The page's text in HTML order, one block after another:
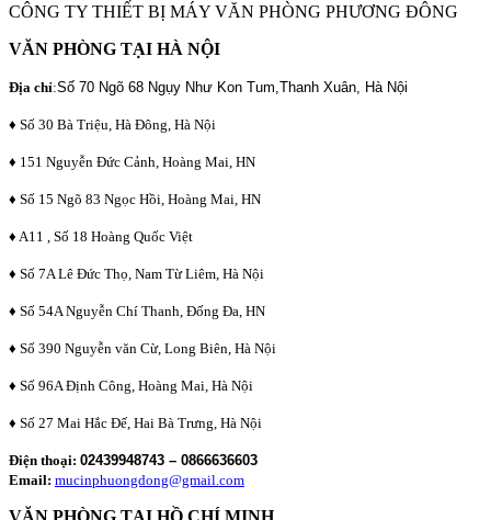
CÔNG TY THIẾT BỊ MÁY VĂN PHÒNG PHƯƠNG ĐÔNG
VĂN PHÒNG TẠI HÀ NỘI
Địa chỉ:Số 70 Ngõ 68 Ngụy Như Kon Tum,Thanh Xuân, Hà Nội
♦ Số 30 Bà Triệu, Hà Đông, Hà Nội
♦ 151 Nguyễn Đức Cảnh, Hoàng Mai, HN
♦ Số 15 Ngõ 83 Ngọc Hồi, Hoàng Mai, HN
♦ A11 , Số 18 Hoàng Quốc Việt
♦ Số 7A Lê Đức Thọ, Nam Từ Liêm, Hà Nội
♦ Số 54A Nguyễn Chí Thanh, Đống Đa, HN
♦ Số 390 Nguyễn văn Cừ, Long Biên, Hà Nội
♦ Số 96A Định Công, Hoàng Mai, Hà Nội
♦ Số 27 Mai Hắc Đế, Hai Bà Trưng, Hà Nội
Điện thoại: 02439948743 – 0866636603
Email: mucinphuongdong@gmail.com
VĂN PHÒNG TẠI HỒ CHÍ MINH